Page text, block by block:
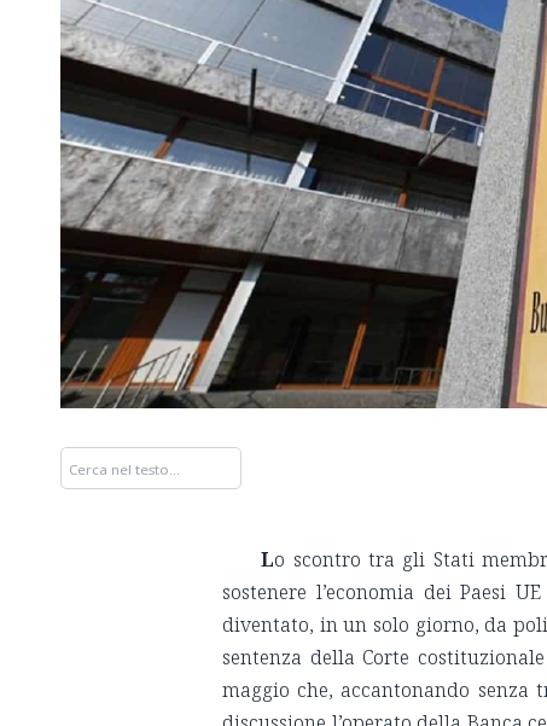
Lo scontro tra gli Stati
sostenere l’economia dei Paesi
diventato, in un solo giorno, da
sentenza della Corte
maggio che, accantonando